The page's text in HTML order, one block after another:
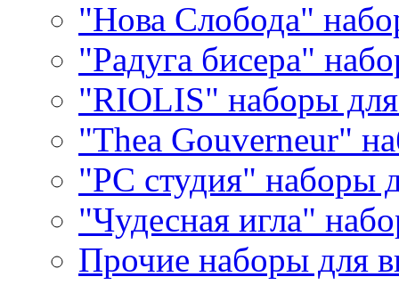
"Нова Слобода"
"Радуга бисера"
"RIOLIS" наборы
"Thea Gouverneur"
"РС студия" наборы
"Чудесная игла"
Прочие наборы для